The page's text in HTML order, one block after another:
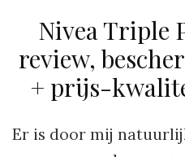
Nivea Triple
review,
+ prijs-
Er is door mij